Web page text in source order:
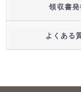
領収書
よくある